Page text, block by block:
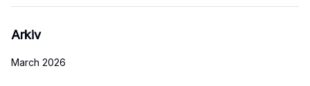
Arkiv
March 2026